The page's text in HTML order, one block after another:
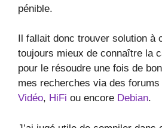
pénible.
Il fallait donc trouver solution à
toujours mieux de connaître la
pour le résoudre une fois de
mes recherches via des forums
Vidéo, HiFi ou encore Debian.